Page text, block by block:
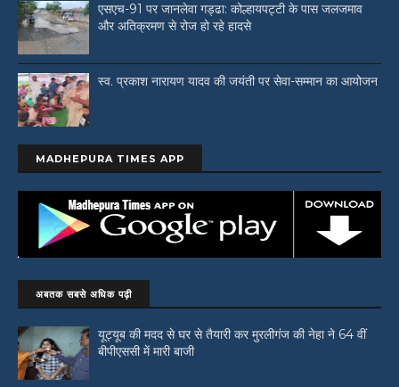
एसएच-91 पर जानलेवा गड्ढा: कोल्हायपट्टी के पास जलजमाव
और अतिक्रमण से रोज हो रहे हादसे
स्व. प्रकाश नारायण यादव की जयंती पर सेवा-सम्मान का आयोजन
MADHEPURA TIMES APP
अबतक सबसे अधिक पढ़ी
यूट्यूब की मदद से घर से तैयारी कर मुरलीगंज की नेहा ने 64 वीं
बीपीएससी में मारी बाजी